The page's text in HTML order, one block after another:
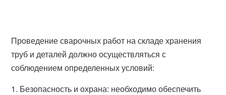
Проведение сварочных работ на складе хранения
труб и деталей должно осуществляться с
соблюдением определенных условий:
1. Безопасность и охрана: необходимо обеспечить